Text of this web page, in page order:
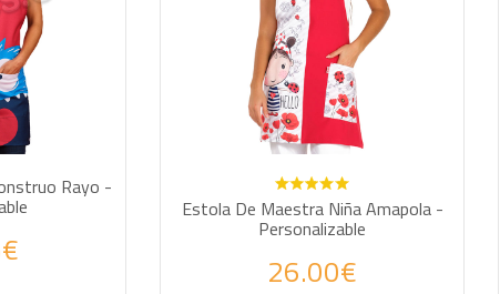
Rayo -
Estola De Maestra Niña Amapola -
Personalizable
26.00€
AÑADIR A LA CESTA